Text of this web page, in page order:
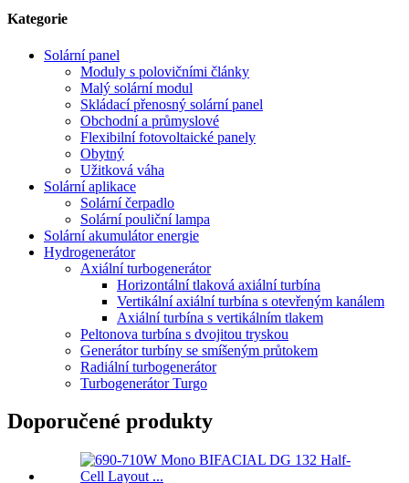
Kategorie
Solární panel
Moduly s polovičními články
Malý solární modul
Skládací přenosný solární panel
Obchodní a průmyslové
Flexibilní fotovoltaické panely
Obytný
Užitková váha
Solární aplikace
Solární čerpadlo
Solární pouliční lampa
Solární akumulátor energie
Hydrogenerátor
Axiální turbogenerátor
Horizontální tlaková axiální turbína
Vertikální axiální turbína s otevřeným kanálem
Axiální turbína s vertikálním tlakem
Peltonova turbína s dvojitou tryskou
Generátor turbíny se smíšeným průtokem
Radiální turbogenerátor
Turbogenerátor Turgo
Doporučené produkty